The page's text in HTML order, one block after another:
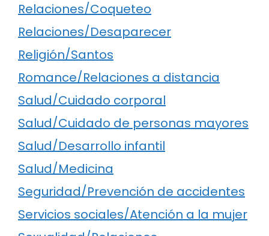
Relaciones/Coqueteo
Relaciones/Desaparecer
Religión/Santos
Romance/Relaciones a distancia
Salud/Cuidado corporal
Salud/Cuidado de personas mayores
Salud/Desarrollo infantil
Salud/Medicina
Seguridad/Prevención de accidentes
Servicios sociales/Atención a la mujer